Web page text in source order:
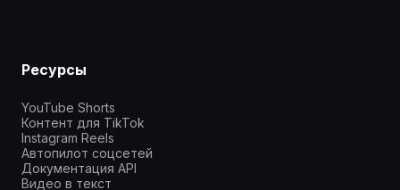
Ресурсы
YouTube Shorts
Контент для TikTok
Instagram Reels
Автопилот соцсетей
Документация API
Видео в текст